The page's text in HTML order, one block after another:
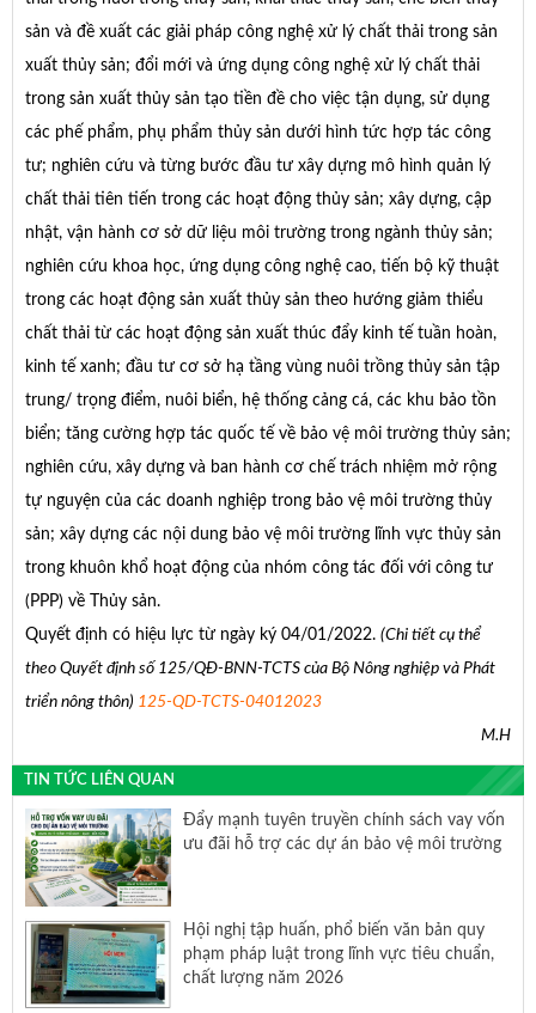
sản và đề xuất các giải pháp công nghệ xử lý chất thải trong sản
xuất thủy sản; đổi mới và ứng dụng công nghệ xử lý chất thải
trong sản xuất thủy sản tạo tiền đề cho việc tận dụng, sử dụng
các phế phẩm, phụ phẩm thủy sản dưới hình tức hợp tác công
tư; nghiên cứu và từng bước đầu tư xây dựng mô hình quản lý
chất thải tiên tiến trong các hoạt động thủy sản; xây dựng, cập
nhật, vận hành cơ sở dữ liệu môi trường trong ngành thủy sản;
nghiên cứu khoa học, ứng dụng công nghệ cao, tiến bộ kỹ thuật
trong các hoạt động sản xuất thủy sản theo hướng giảm thiểu
chất thải từ các hoạt động sản xuất thúc đẩy kinh tế tuần hoàn,
kinh tế xanh; đầu tư cơ sở hạ tầng vùng nuôi trồng thủy sản tập
trung/ trọng điểm, nuôi biển, hệ thống cảng cá, các khu bảo tồn
biển; tăng cường hợp tác quốc tế về bảo vệ môi trường thủy sản;
nghiên cứu, xây dựng và ban hành cơ chế trách nhiệm mở rộng
tự nguyện của các doanh nghiệp trong bảo vệ môi trường thủy
sản; xây dựng các nội dung bảo vệ môi trường lĩnh vực thủy sản
trong khuôn khổ hoạt động của nhóm công tác đối với công tư
(PPP) về Thủy sản.
Quyết định có hiệu lực từ ngày ký 04/01/2022. (Chi tiết cụ thể
theo Quyết định số 125/QĐ-BNN-TCTS của Bộ Nông nghiệp và Phát
triển nông thôn) 125-QD-TCTS-04012023
M.H
TIN TỨC LIÊN QUAN
Đẩy mạnh tuyên truyền chính sách vay vốn
ưu đãi hỗ trợ các dự án bảo vệ môi trường
Hội nghị tập huấn, phổ biến văn bản quy
phạm pháp luật trong lĩnh vực tiêu chuẩn,
chất lượng năm 2026